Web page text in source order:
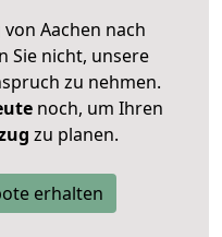
Aachen nach
Sie nicht, unsere
zu nehmen.
noch, um Ihren
zu planen.
erhalten